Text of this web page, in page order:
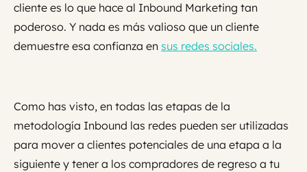
cliente es lo que hace al Inbound Marketing tan
poderoso. Y nada es más valioso que un cliente
demuestre esa confianza en sus redes sociales.
Como has visto, en todas las etapas de la
metodología Inbound las redes pueden ser utilizadas
para mover a clientes potenciales de una etapa a la
siguiente y tener a los compradores de regreso a tu